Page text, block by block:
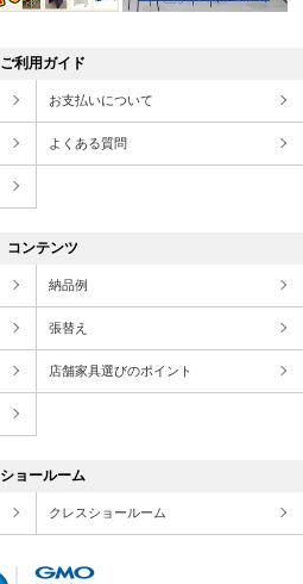
ご利用ガイド
お支払いについて
よくある質問
コンテンツ
納品例
張替え
店舗家具選びのポイント
ショールーム
クレスショールーム